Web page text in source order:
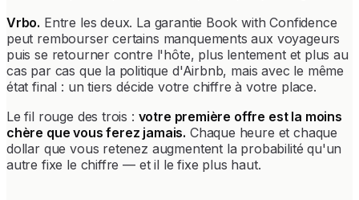
Vrbo. Entre les deux. La garantie Book with Confidence
peut rembourser certains manquements aux voyageurs
puis se retourner contre l'hôte, plus lentement et plus au
cas par cas que la politique d'Airbnb, mais avec le même
état final : un tiers décide votre chiffre à votre place.
Le fil rouge des trois : votre première offre est la moins
chère que vous ferez jamais. Chaque heure et chaque
dollar que vous retenez augmentent la probabilité qu'un
autre fixe le chiffre — et il le fixe plus haut.